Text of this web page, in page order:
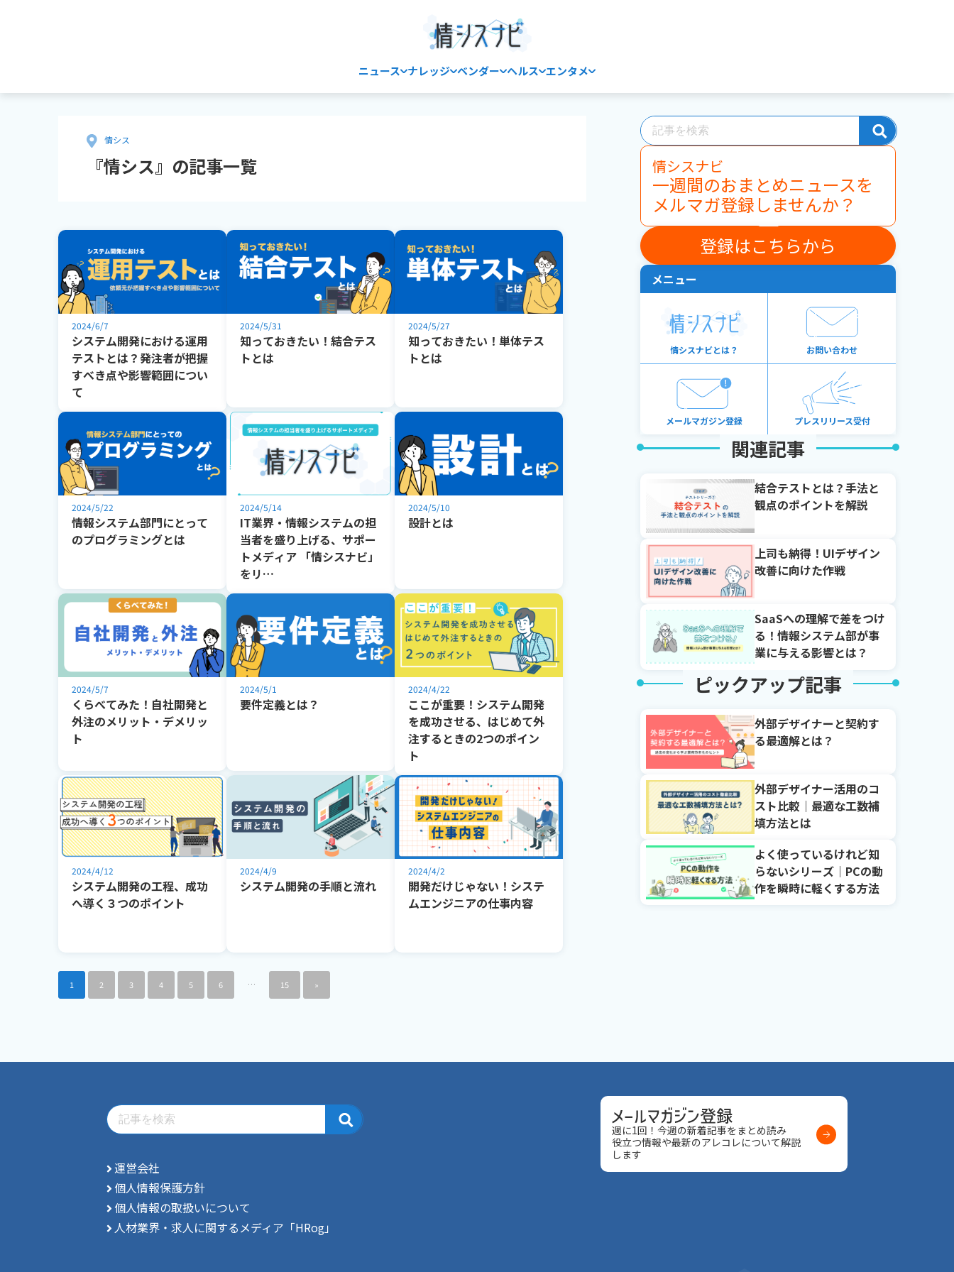
ニュース ナレッジ ベンダー ヘルス エンタメ
情シス
『情シス』の記事一覧
2024/6/7
システム開発における運用
テストとは？発注者が把握
すべき点や影響範囲につい
て
2024/5/31
知っておきたい！結合テス
トとは
2024/5/27
知っておきたい！単体テス
トとは
2024/5/22
情報システム部門にとって
のプログラミングとは
2024/5/14
IT業界・情報システムの担
当者を盛り上げる、サポー
トメディア 「情シスナビ」
をリ…
2024/5/10
設計とは
2024/5/7
くらべてみた！自社開発と
外注のメリット・デメリッ
ト
2024/5/1
要件定義とは？
2024/4/22
ここが重要！システム開発
を成功させる、はじめて外
注するときの2つのポイン
ト
2024/4/12
システム開発の工程、成功
へ導く３つのポイント
2024/4/9
システム開発の手順と流れ
2024/4/2
開発だけじゃない！システ
ムエンジニアの仕事内容
1 2 3 4 5 6 … 15 »
情シスナビ
一週間のおまとめニュースを
メルマガ登録しませんか？
登録はこちらから
メニュー
情シスナビとは？ お問い合わせ
メールマガジン登録 プレスリリース受付
関連記事
結合テストとは？手法と
観点のポイントを解説
上司も納得！UIデザイン
改善に向けた作戦
SaaSへの理解で差をつけ
る！情報システム部が事
業に与える影響とは？
ピックアップ記事
外部デザイナーと契約す
る最適解とは？
外部デザイナー活用のコ
スト比較｜最適な工数補
填方法とは
よく使っているけれど知
らないシリーズ｜PCの動
作を瞬時に軽くする方法
運営会社
個人情報保護方針
個人情報の取扱いについて
人材業界・求人に関するメディア「HRog」
週に1回！今週の新着記事をまとめ読み
役立つ情報や最新のアレコレについて解説
します